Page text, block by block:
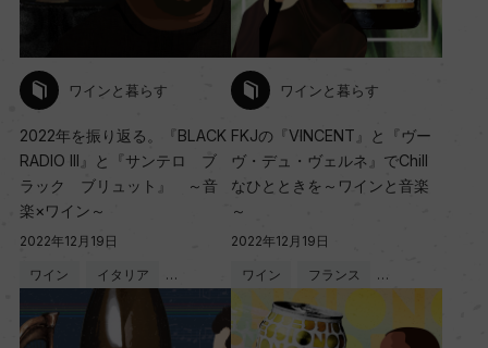
ワインと暮らす
2022年を振り返る。『BLACK
RADIO III』と『サンテロ ブ
ラック ブリュット』 ～音
楽×ワイン～
2022年12月19日
ワイン イタリア …
ワインと暮らす
FKJの『VINCENT』と『ヴー
ヴ・デュ・ヴェルネ』でChill
なひとときを～ワインと音楽
～
2022年12月19日
ワイン フランス …